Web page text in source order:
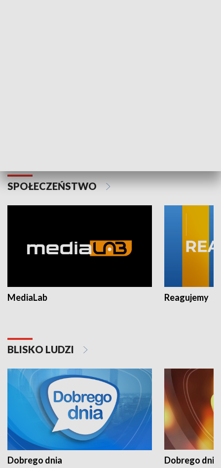
SPOŁECZEŃSTWO
MediaLab Reagujemy
BLISKO LUDZI
Dobrego dnia Dobrego dnia